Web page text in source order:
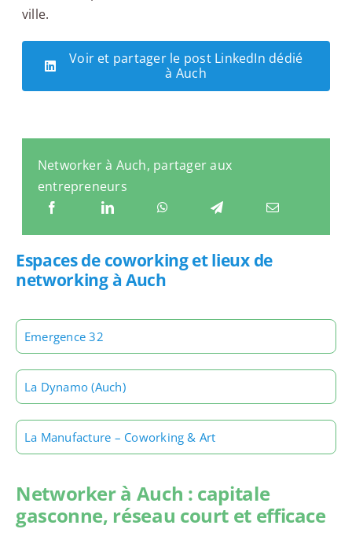
ville.
Voir et partager le post LinkedIn dédié
à Auch
Networker à Auch, partager aux
entrepreneurs
Espaces de coworking et lieux de
networking à Auch
Emergence 32
La Dynamo (Auch)
La Manufacture – Coworking & Art
Networker à Auch : capitale
gasconne, réseau court et efficace